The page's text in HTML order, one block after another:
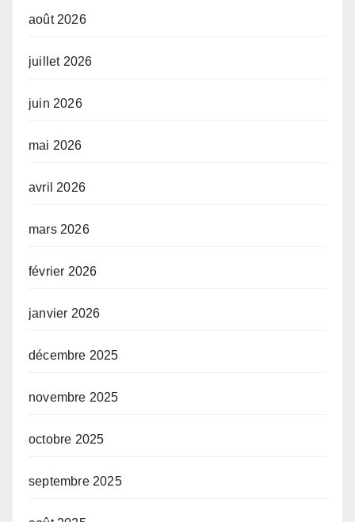
août 2026
juillet 2026
juin 2026
mai 2026
avril 2026
mars 2026
février 2026
janvier 2026
décembre 2025
novembre 2025
octobre 2025
septembre 2025